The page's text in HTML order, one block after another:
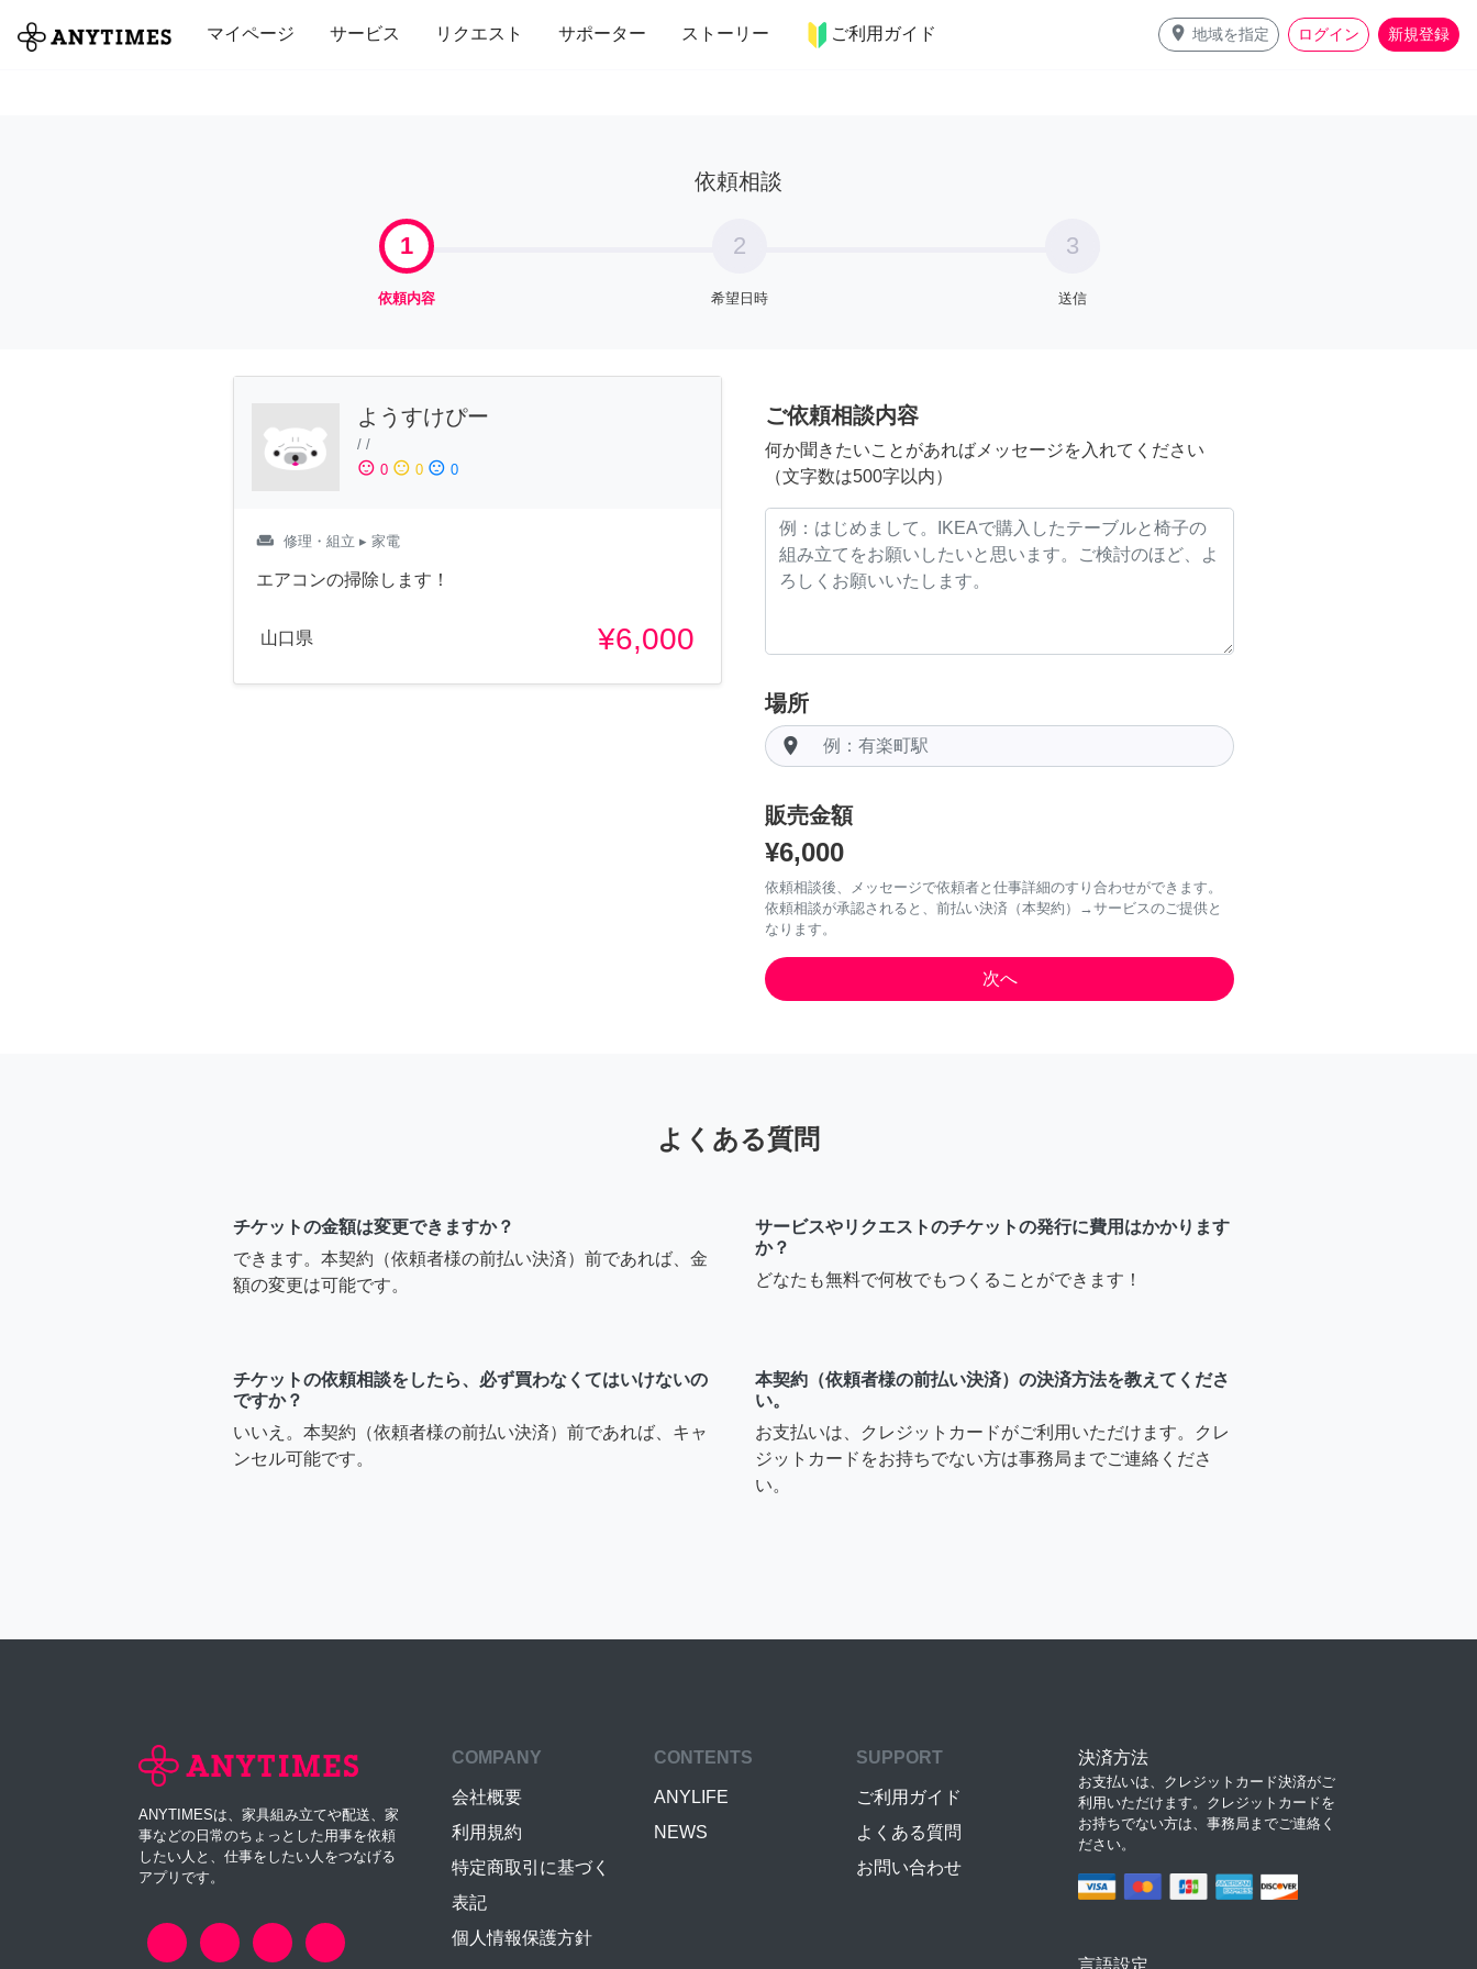
マイページ サービス リクエスト サポーター ストーリー ご利用ガイド place 地域を指定 ログイン 新規登録
全て 修理・組立 家事 引っ越し インテリア 趣味・習い事 ペット 料理
依頼相談
1
依頼内容
2
希望日時
3
送信
ようすけぴー
/ /
sentiment_satisfied 0 sentiment_neutral 0 sentiment_dissatisfied 0
weekend 修理・組立 ▸ 家電
エアコンの掃除します！
山口県 ¥6,000
ご依頼相談内容
何か聞きたいことがあればメッセージを入れてください
（文字数は500字以内）
場所
room
販売金額
¥6,000
依頼相談後、メッセージで依頼者と仕事詳細のすり合わせができます。
依頼相談が承認されると、前払い決済（本契約）→サービスのご提供と
なります。
よくある質問
チケットの金額は変更できますか？
できます。本契約（依頼者様の前払い決済）前であれば、金
額の変更は可能です。
サービスやリクエストのチケットの発行に費用はかかります
か？
どなたも無料で何枚でもつくることができます！
チケットの依頼相談をしたら、必ず買わなくてはいけないの
ですか？
いいえ。本契約（依頼者様の前払い決済）前であれば、キャ
ンセル可能です。
本契約（依頼者様の前払い決済）の決済方法を教えてくださ
い。
お支払いは、クレジットカードがご利用いただけます。クレ
ジットカードをお持ちでない方は事務局までご連絡くださ
い。
ANYTIMESは、家具組み立てや配送、家
事などの日常のちょっとした用事を依頼
したい人と、仕事をしたい人をつなげる
アプリです。
COMPANY
会社概要
利用規約
特定商取引に基づく
表記
個人情報保護方針
CONTENTS
ANYLIFE
NEWS
SUPPORT
ご利用ガイド
よくある質問
お問い合わせ
決済方法
お支払いは、クレジットカード決済がご
利用いただけます。クレジットカードを
お持ちでない方は、事務局までご連絡く
ださい。
言語設定